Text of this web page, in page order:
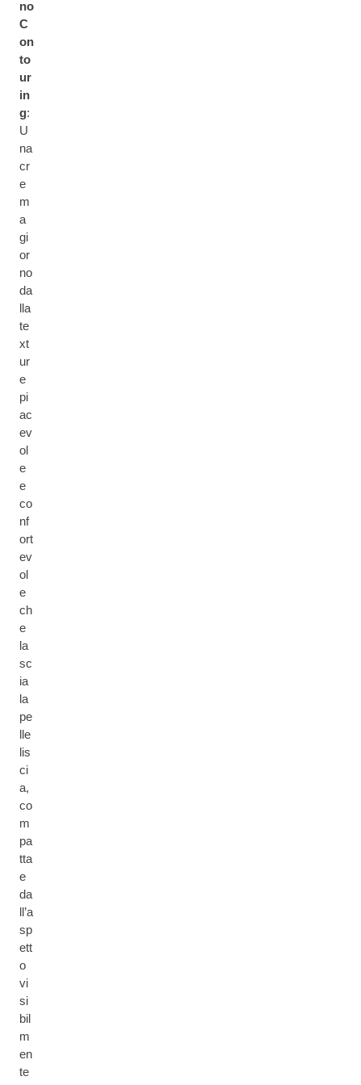
no
C
on
to
ur
in
g:
U
na
cr
e
m
a
gi
or
no
da
lla
te
xt
ur
e
pi
ac
ev
ol
e
e
co
nf
ort
ev
ol
e
ch
e
la
sc
ia
la
pe
lle
lis
ci
a,
co
m
pa
tta
e
da
ll’a
sp
ett
o
vi
si
bil
m
en
te